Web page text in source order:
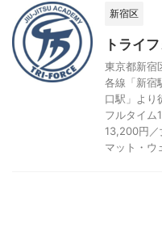
新宿区
トライ
東京都新宿
各線「新宿
口駅」より
フルタイ
13,200円／
マット・ウ